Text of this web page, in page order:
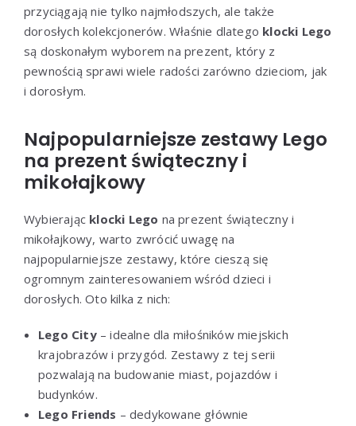
przyciągają nie tylko najmłodszych, ale także
dorosłych kolekcjonerów. Właśnie dlatego klocki Lego
są doskonałym wyborem na prezent, który z
pewnością sprawi wiele radości zarówno dzieciom, jak
i dorosłym.
Najpopularniejsze zestawy Lego
na prezent świąteczny i
mikołajkowy
Wybierając klocki Lego na prezent świąteczny i
mikołajkowy, warto zwrócić uwagę na
najpopularniejsze zestawy, które cieszą się
ogromnym zainteresowaniem wśród dzieci i
dorosłych. Oto kilka z nich:
Lego City– idealne dla miłośników miejskich
krajobrazów i przygód. Zestawy z tej serii
pozwalają na budowanie miast, pojazdów i
budynków.
Lego Friends – dedykowane głównie